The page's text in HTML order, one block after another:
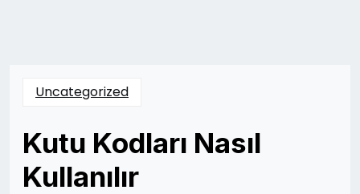
Uncategorized
Kutu Kodları Nasıl
Kullanılır